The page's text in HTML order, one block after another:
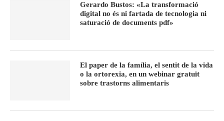
Gerardo Bustos: «La transformació
digital no és ni fartada de tecnologia ni
saturació de documents pdf»
El paper de la família, el sentit de la vida
o la ortorexia, en un webinar gratuït
sobre trastorns alimentaris